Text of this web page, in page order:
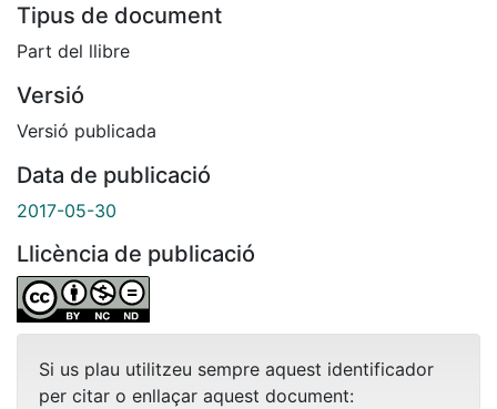
Tipus de document
Part del llibre
Versió
Versió publicada
Data de publicació
2017-05-30
Llicència de publicació
Si us plau utilitzeu sempre aquest identificador
per citar o enllaçar aquest document: